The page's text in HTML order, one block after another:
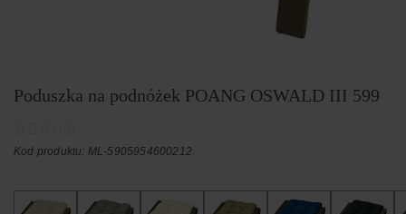
Poduszka na podnóżek POANG OSWALD III 599
Kod produktu: ML-5905954600212